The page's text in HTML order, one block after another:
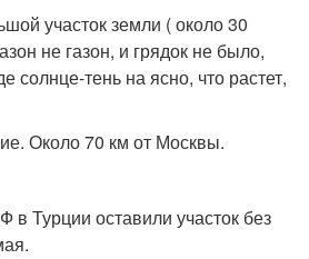
участок земли ( около 30
не газон, и грядок не было,
солнце-тень на ясно, что растет,
Около 70 км от Москвы.
Турции оставили участок без